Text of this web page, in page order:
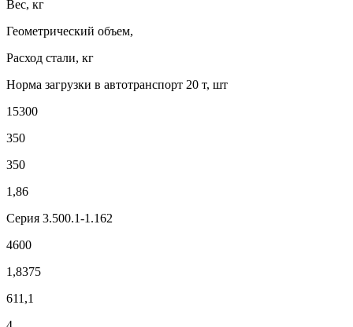
Вес, кг
Геометрический объем,
Расход стали, кг
Норма загрузки в автотранспорт 20 т, шт
15300
350
350
1,86
Серия 3.500.1-1.162
4600
1,8375
611,1